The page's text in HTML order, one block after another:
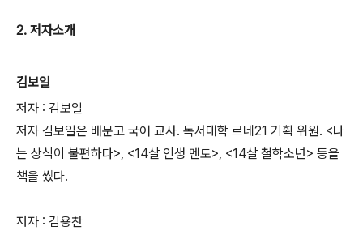
2. 저자소개
김보일
저자 : 김보일
저자 김보일은 배문고 국어 교사. 독서대학 르네21 기획 위원. <나
는 상식이 불편하다>, <14살 인생 멘토>, <14살 철학소년> 등을
책을 썼다.
저자 : 김용찬